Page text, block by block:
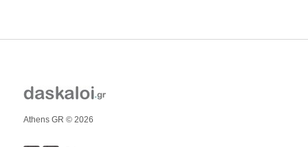
Athens GR © 2026